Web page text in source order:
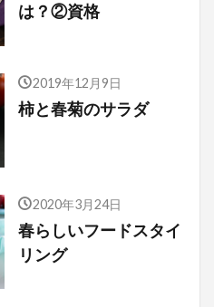
は？②資格
2019年12月9日
柿と春菊のサラダ
2020年3月24日
春らしいフードスタイ
リング